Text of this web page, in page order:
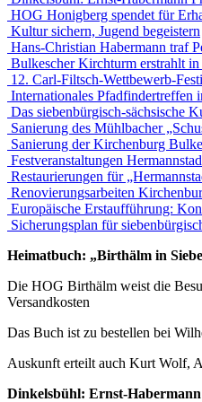
HOG Honigberg spendet für
Kultur sichern, Jugend begeistern
Hans-Christian Habermann traf
Bulkescher Kirchturm erstrahlt in
12. Carl-Filtsch-Wettbewerb-
Internationales Pfadfindertreffen
Das siebenbürgisch-sächsische
Sanierung des Mühlbacher
Sanierung der Kirchenburg
Festveranstaltungen
Restaurierungen für
Renovierungsarbeiten
Europäische Erstaufführung:
Sicherungsplan für
Heimatbuch: „Birthälm in
Die HOG Birthälm weist die
Versandkosten
Das Buch ist zu bestellen bei
Auskunft erteilt auch Kurt Wolf,
Dinkelsbühl: Ernst-Habermann